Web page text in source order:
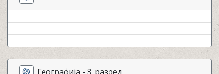
Географија - 8. разред